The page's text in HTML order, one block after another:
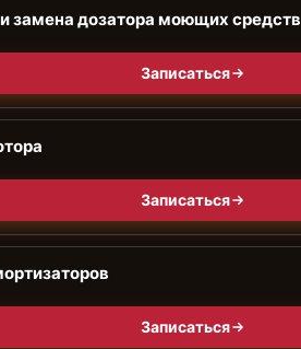
замена дозатора моющих средств
Записаться
Записаться
Записаться